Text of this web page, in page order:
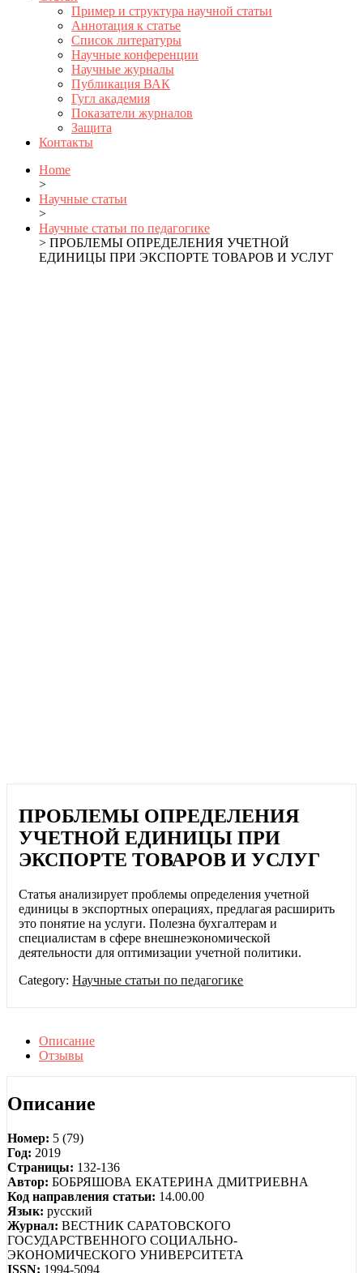
Пример и структура научной статьи
Аннотация к статье
Список литературы
Научные конференции
Научные журналы
Публикация ВАК
Гугл академия
Показатели журналов
Защита
Контакты
Home
>
Научные статьи
>
Научные статьи по педагогике
> ПРОБЛЕМЫ ОПРЕДЕЛЕНИЯ УЧЕТНОЙ
ЕДИНИЦЫ ПРИ ЭКСПОРТЕ ТОВАРОВ И УСЛУГ
ПРОБЛЕМЫ ОПРЕДЕЛЕНИЯ
УЧЕТНОЙ ЕДИНИЦЫ ПРИ
ЭКСПОРТЕ ТОВАРОВ И УСЛУГ
Статья анализирует проблемы определения учетной
единицы в экспортных операциях, предлагая расширить
это понятие на услуги. Полезна бухгалтерам и
специалистам в сфере внешнеэкономической
деятельности для оптимизации учетной политики.
Category:Научные статьи по педагогике
Описание
Отзывы
Описание
Номер: 5 (79)
Год: 2019
Страницы: 132-136
Автор: БОБРЯШОВА ЕКАТЕРИНА ДМИТРИЕВНА
Код направления статьи: 14.00.00
Язык: русский
Журнал: ВЕСТНИК САРАТОВСКОГО
ГОСУДАРСТВЕННОГО СОЦИАЛЬНО-
ЭКОНОМИЧЕСКОГО УНИВЕРСИТЕТА
ISSN: 1994-5094